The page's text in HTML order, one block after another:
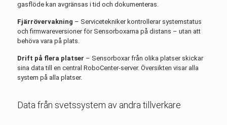
gasflöde kan avgränsas i tid och dokumenteras.
Fjärrövervakning – Servicetekniker kontrollerar systemstatus
och firmwareversioner för Sensorboxarna på distans – utan att
behöva vara på plats.
Drift på flera platser – Sensorboxar från olika platser skickar
sina data till en central RoboCenter-server. Översikten visar alla
system på alla platser.
Data från svetssystem av andra tillverkare